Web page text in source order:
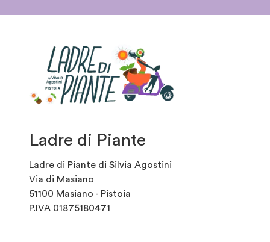
Ladre di Piante
Ladre di Piante di Silvia Agostini
Via di Masiano
51100 Masiano - Pistoia
P.IVA 01875180471